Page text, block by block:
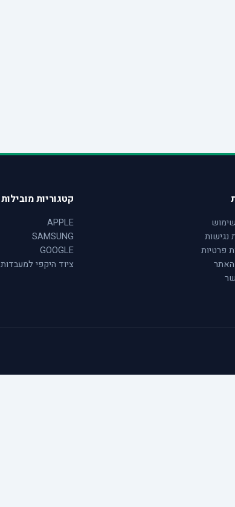
נגישות
פרטיות
האתר
קטגוריות מובילות
APPLE
SAMSUNG
GOOGLE
ציוד היקפי למעבדות